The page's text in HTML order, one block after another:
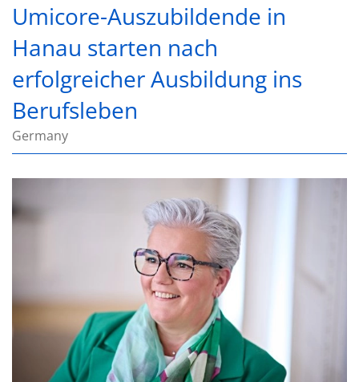
Umicore-Auszubildende in
Hanau starten nach
erfolgreicher Ausbildung ins
Berufsleben
Germany